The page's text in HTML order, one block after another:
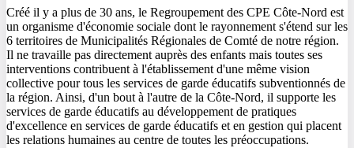
Créé il y a plus de 30 ans, le Regroupement des CPE Côte-Nord est
un organisme d'économie sociale dont le rayonnement s'étend sur les
6 territoires de Municipalités Régionales de Comté de notre région.
Il ne travaille pas directement auprès des enfants mais toutes ses
interventions contribuent à l'établissement d'une même vision
collective pour tous les services de garde éducatifs subventionnés de
la région. Ainsi, d'un bout à l'autre de la Côte-Nord, il supporte les
services de garde éducatifs au développement de pratiques
d'excellence en services de garde éducatifs et en gestion qui placent
les relations humaines au centre de toutes les préoccupations.